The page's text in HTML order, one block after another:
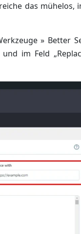
das
» Better
im Feld